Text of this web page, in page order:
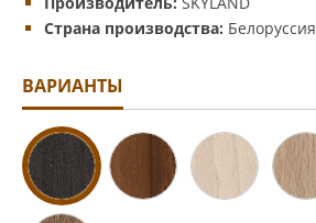
Страна производства: Белоруссия
ВАРИАНТЫ